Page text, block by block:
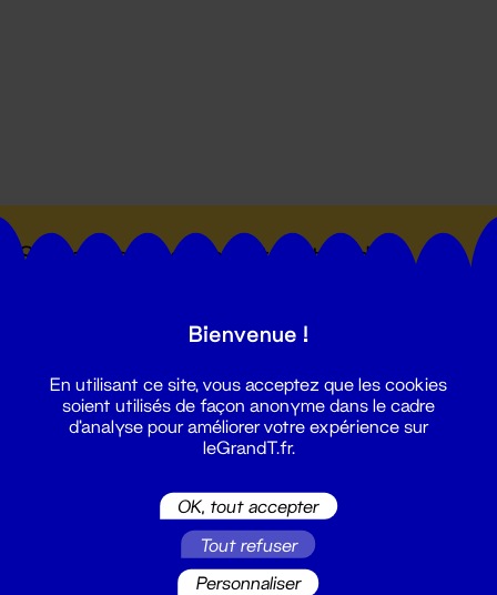
Suivez toutes les actualités du
Bienvenue !
En utilisant ce site, vous acceptez que les cookies
soient utilisés de façon anonyme dans le cadre
d'analyse pour améliorer votre expérience sur
leGrandT.fr.
OK, tout accepter
Tout refuser
Personnaliser